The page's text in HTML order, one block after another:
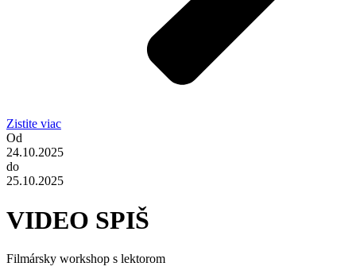
Zistite viac
Od
24.10.2025
do
25.10.2025
VIDEO SPIŠ
Filmársky workshop s lektorom